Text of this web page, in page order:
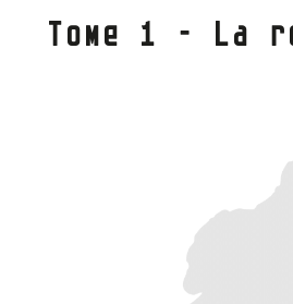
Tome 1 – La